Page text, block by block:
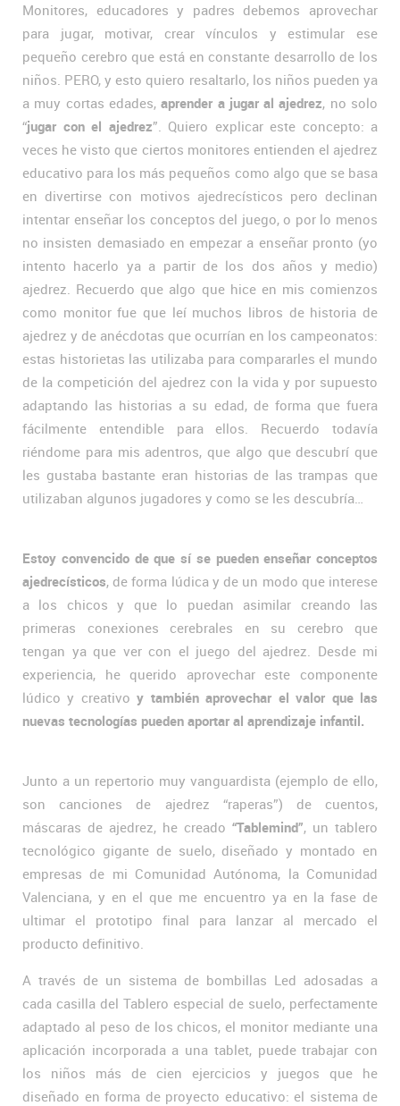
Monitores, educadores y padres debemos aprovechar
para jugar, motivar, crear vínculos y estimular ese
pequeño cerebro que está en constante desarrollo de los
niños. PERO, y esto quiero resaltarlo, los niños pueden ya
a muy cortas edades,aprender a jugar al ajedrez, no solo
“jugar con el ajedrez”. Quiero explicar este concepto: a
veces he visto que ciertos monitores entienden el ajedrez
educativo para los más pequeños como algo que se basa
en divertirse con motivos ajedrecísticos pero declinan
intentar enseñar los conceptos del juego, o por lo menos
no insisten demasiado en empezar a enseñar pronto (yo
intento hacerlo ya a partir de los dos años y medio)
ajedrez. Recuerdo que algo que hice en mis comienzos
como monitor fue que leí muchos libros de historia de
ajedrez y de anécdotas que ocurrían en los campeonatos:
estas historietas las utilizaba para compararles el mundo
de la competición del ajedrez con la vida y por supuesto
adaptando las historias a su edad, de forma que fuera
fácilmente entendible para ellos. Recuerdo todavía
riéndome para mis adentros, que algo que descubrí que
les gustaba bastante eran historias de las trampas que
utilizaban algunos jugadores y como se les descubría…
Estoy convencido de que sí se pueden enseñar conceptos
ajedrecísticos, de forma lúdica y de un modo que interese
a los chicos y que lo puedan asimilar creando las
primeras conexiones cerebrales en su cerebro que
tengan ya que ver con el juego del ajedrez. Desde mi
experiencia, he querido aprovechar este componente
lúdico y creativo y también aprovechar el valor que las
nuevas tecnologías pueden aportar al aprendizaje infantil.
Junto a un repertorio muy vanguardista (ejemplo de ello,
son canciones de ajedrez “raperas”) de cuentos,
máscaras de ajedrez, he creado “Tablemind”, un tablero
tecnológico gigante de suelo, diseñado y montado en
empresas de mi Comunidad Autónoma, la Comunidad
Valenciana, y en el que me encuentro ya en la fase de
ultimar el prototipo final para lanzar al mercado el
producto definitivo.
A través de un sistema de bombillas Led adosadas a
cada casilla del Tablero especial de suelo, perfectamente
adaptado al peso de los chicos, el monitor mediante una
aplicación incorporada a una tablet, puede trabajar con
los niños más de cien ejercicios y juegos que he
diseñado en forma de proyecto educativo: el sistema de